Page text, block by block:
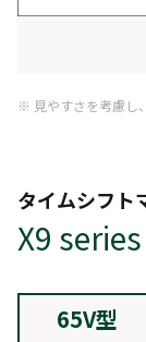
※ 見やすさを考慮し
タイムシフト
X9
65V型